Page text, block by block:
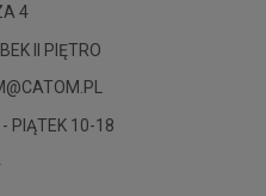
4
II PIĘTRO
- PIĄTEK 10-18